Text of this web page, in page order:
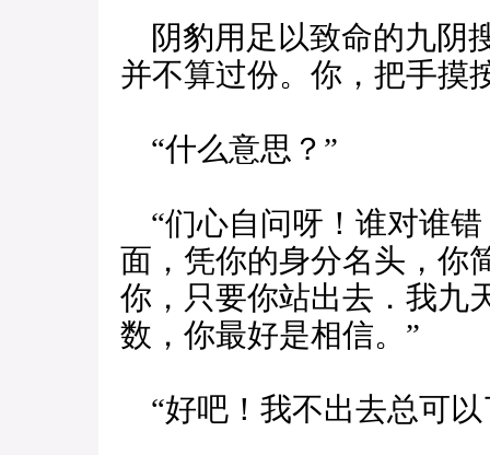
阴豹用足以致命的九阴
并不算过份。你，把手摸
“什么意思？”
“们心自问呀！谁对谁
面，凭你的身分名头，你
你，只要你站出去．我九
数，你最好是相信。”
“好吧！我不出去总可以